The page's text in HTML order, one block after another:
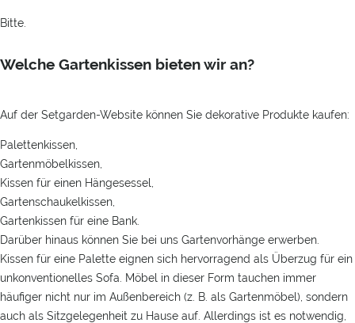
Bitte.
Welche Gartenkissen bieten wir an?
Auf der Setgarden-Website können Sie dekorative Produkte kaufen:
Palettenkissen,
Gartenmöbelkissen,
Kissen für einen Hängesessel,
Gartenschaukelkissen,
Gartenkissen für eine Bank.
Darüber hinaus können Sie bei uns Gartenvorhänge erwerben.
Kissen für eine Palette eignen sich hervorragend als Überzug für ein
unkonventionelles Sofa. Möbel in dieser Form tauchen immer
häufiger nicht nur im Außenbereich (z. B. als Gartenmöbel), sondern
auch als Sitzgelegenheit zu Hause auf. Allerdings ist es notwendig,